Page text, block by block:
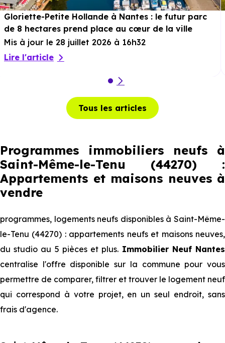
Gloriette-Petite Hollande à Nantes : le futur parc
de 8 hectares prend place au cœur de la ville
Mis à jour le 28 juillet 2026 à 16h32
Lire l'article
Tous les articles
Programmes immobiliers neufs à
Saint-Même-le-Tenu (44270) :
Appartements et maisons neuves à
vendre
programmes, logements neufs disponibles à Saint-Même-
le-Tenu (44270) : appartements neufs et maisons neuves,
du studio au 5 pièces et plus. Immobilier Neuf Nantes
centralise l'offre disponible sur la commune pour vous
permettre de comparer, filtrer et trouver le logement neuf
qui correspond à votre projet, en un seul endroit, sans
frais d'agence.